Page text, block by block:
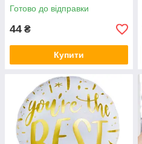
Готово до відправки
44 ₴
Купити